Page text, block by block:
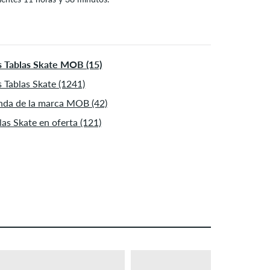
Tablas Skate MOB (15)
Tablas Skate (1241)
de la marca MOB (42)
Skate en oferta (121)